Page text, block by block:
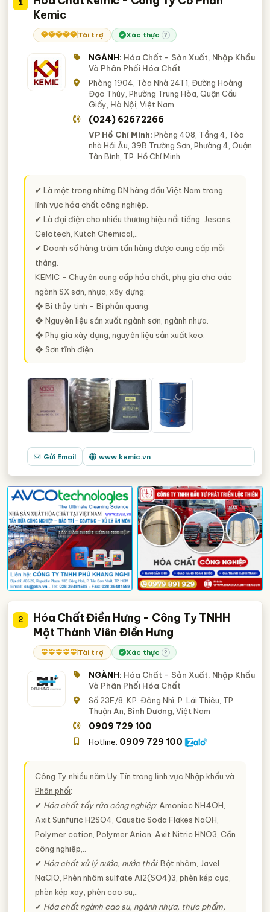
Nhựa Alkyd, Titan dioxit,..)
Hóa Chất Phòng Thí Nghiệm150 Hóa Chất Xi Mạ
Hóa Chất Dược Phẩm74
Hóa Chất Chống Cáu Cặn, Ăn Mòn (Cho Lò Hơi, Tháp Giải
Nhiệt, Màng R.O,..) 58
Hóa Chất Cho Ngành Bán Dẫn, Điện Tử32
Hóa Chất CMC, Phụ Gia CMC (Carboxymethyl Cellulose)
NGÀNH XEM THÊM
Phòng Thí Nghiệm, Phòng Lab
Chế Phẩm Sinh Học
Hóa Chất - Thiết Bị và Dụng Cụ Sản Xuất Hóa Chất68
Bột Trợ Lọc (Perlite, Diatomite, Cellulose,..)
TAG NGÀNH NGHỀ
hóa chất
nhập khẩu hóa chất
phân phối hóa chất
danh sách công ty hóa chất
bán hóa chất
kinh doanh hóa chất
Quảng Ninh
Thái Bình
An Giang
Thừa Thiên Huế
Hà Nam
Bình Định Hải Dương
Ninh Thuận
Bến Tre Bắc Giang
Kon Tum
Sóc Trăng
Long An Quảng Bình Gia Lai
1
Kemic
Tài trợ Xác thực ?
NGÀNH: Hóa Chất - Sản Xuất, Nhập Khẩu
Và Phân Phối Hóa Chất
Phòng 1904, Tòa Nhà 24T1, Đường Hoàng
Đạo Thúy, Phường Trung Hòa, Quận Cầu
Giấy, Hà Nội , Việt Nam
(024) 62672266
VP Hồ Chí Minh: Phòng 408, Tầng 4, Tòa
nhà Hải Âu, 39B Trường Sơn, Phường 4, Quận
Tân Bình, TP. Hồ Chí Minh.
✔ Là một trong những DN hàng đầu Việt Nam trong
lĩnh vực hóa chất công nghiệp.
✔ Là đại điện cho nhiều thương hiệu nổi tiếng: Jesons,
Celotech, Kutch Chemical,..
✔ Doanh số hàng trăm tấn hàng được cung cấp mỗi
tháng.
KEMIC - Chuyên cung cấp hóa chất, phụ gia cho các
ngành SX sơn, nhựa, xây dựng:
❖ Bi thủy tinh - Bi phản quang.
❖ Nguyên liệu sản xuất ngành sơn, ngành nhựa.
❖ Phụ gia xây dựng, nguyên liệu sản xuất keo.
❖ Sơn tĩnh điện.
Gửi Email www.kemic.vn
2
Hóa Chất Điền Hưng - Công Ty TNHH
Một Thành Viên Điền Hưng
Tài trợ Xác thực ?
NGÀNH: Hóa Chất - Sản Xuất, Nhập Khẩu
Và Phân Phối Hóa Chất
Số 23F/8, KP. Đông Nhì, P. Lái Thiêu, TP.
Thuận An, Bình Dương , Việt Nam
0909 729 100
Hotline: 0909 729 100
Công Ty nhiều năm Uy Tín trong lĩnh vực Nhập khẩu và
Phân phối:
✔ Hóa chất tẩy rửa công nghiệp: Amoniac NH4OH,
Axit Sunfuric H2SO4, Caustic Soda Flakes NaOH,
Polymer cation, Polymer Anion, Axit Nitric HNO3, Cồn
công nghiệp,..
✔ Hóa chất xử lý nước, nước thải: Bột nhôm, Javel
NaClO, Phèn nhôm sulfate Al2(SO4)3, phèn kép cục,
phèn kép xay, phèn cao su,..
✔ Hóa chất ngành cao su, ngành nhựa, thực phẩm,